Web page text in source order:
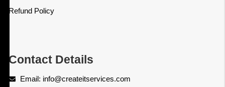
Refund Policy
Contact Details
Email: info@createitservices.com